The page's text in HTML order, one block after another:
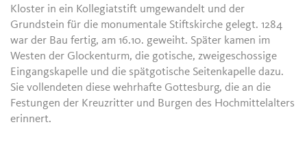
Kloster in ein Kollegiatstift umgewandelt und der
Grundstein für die monumentale Stiftskirche gelegt. 1284
war der Bau fertig, am 16.10. geweiht. Später kamen im
Westen der Glockenturm, die gotische, zweigeschossige
Eingangskapelle und die spätgotische Seitenkapelle dazu.
Sie vollendeten diese wehrhafte Gottesburg, die an die
Festungen der Kreuzritter und Burgen des Hochmittelalters
erinnert.